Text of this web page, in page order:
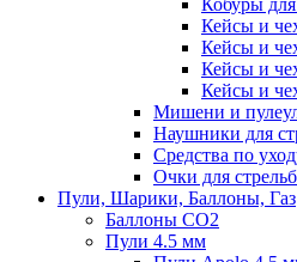
Кейсы и
Кейсы и
Кейсы и
Кейсы и
Мишени и
Наушники для
Средства по
Очки для
Пули, Шарики, Баллоны, Газ
Баллоны CO2
Пули 4.5 мм